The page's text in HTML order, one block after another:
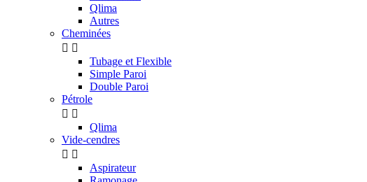
Qlima
Autres
Cheminées
 
Tubage et Flexible
Simple Paroi
Double Paroi
Pétrole
 
Qlima
Vide-cendres
 
Aspirateur